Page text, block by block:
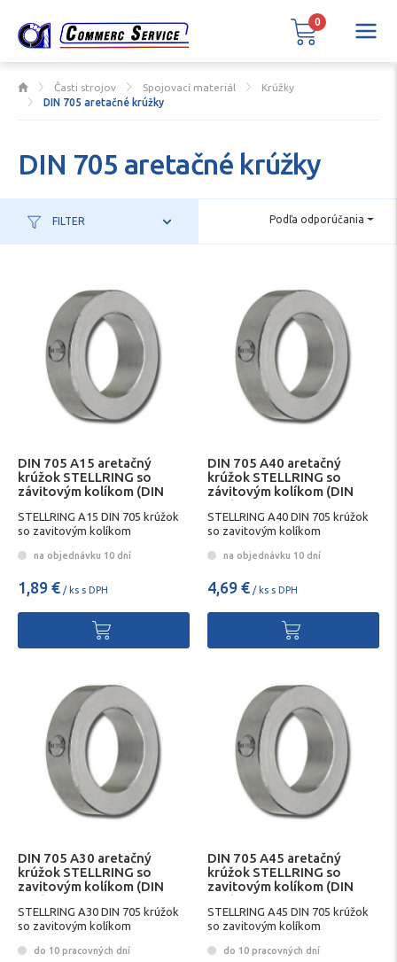
Časti strojov Spojovací materiál
Krúžky
DIN 705 aretačné krúžky
DIN 705 aretačné krúžky
FILTER Podľa odporúčania
DIN 705 A15 aretačný
krúžok STELLRING so
závitovým kolíkom (DIN
553)
STELLRING A15 DIN 705 krúžok
so zavitovým kolíkom
na objednávku 10 dní
1,89 € / ks s DPH
DIN 705 A40 aretačný
krúžok STELLRING so
závitovým kolíkom (DIN
553)
STELLRING A40 DIN 705 krúžok
so zavitovým kolíkom
na objednávku 10 dní
4,69 € / ks s DPH
DIN 705 A30 aretačný
krúžok STELLRING so
zavitovým kolíkom (DIN
553)
STELLRING A30 DIN 705 krúžok
so zavitovým kolíkom
do 10 pracovných dní
DIN 705 A45 aretačný
krúžok STELLRING so
zavitovým kolíkom (DIN
553)
STELLRING A45 DIN 705 krúžok
so zavitovým kolíkom
do 10 pracovných dní
0